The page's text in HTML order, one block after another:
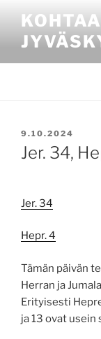
sisältöön
JULKAISTU
9.10.2024
Jer. 34,
Jer. 34
Hepr. 4
Tämän päivän
Herran ja
Erityisesti
ja 13 ovat